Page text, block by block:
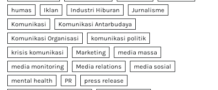
humas
Iklan Industri Hiburan
Jurnalisme
Komunikasi
Komunikasi Antarbudaya
Komunikasi Organisasi
komunikasi politik
krisis komunikasi
Marketing
media massa
media monitoring
Media relations
media sosial
mental health
PR
press release